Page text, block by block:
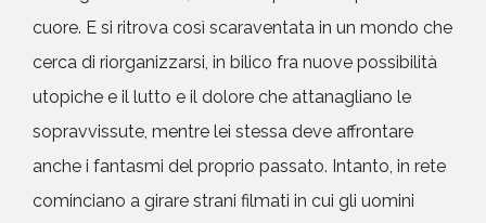
cuore. E si ritrova così scaraventata in un mondo che
cerca di riorganizzarsi, in bilico fra nuove possibilità
utopiche e il lutto e il dolore che attanagliano le
sopravvissute, mentre lei stessa deve affrontare
anche i fantasmi del proprio passato. Intanto, in rete
cominciano a girare strani filmati in cui gli uomini